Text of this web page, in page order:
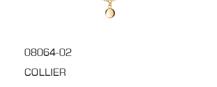
08064-02
COLLIER